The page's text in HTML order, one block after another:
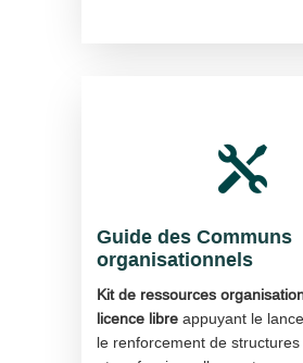

Guide des Communs
organisationnels
Kit de ressources
licence libre appuyant le
le renforcement de